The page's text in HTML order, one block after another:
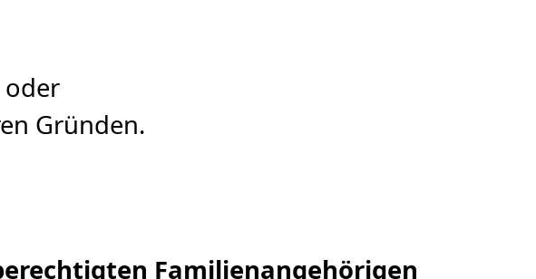
Gründen.
Familienangehörigen